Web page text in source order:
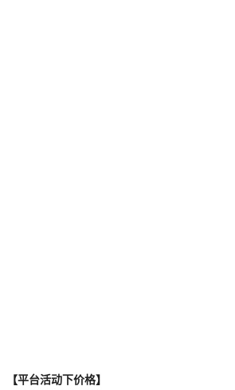
【平台活动下价格】